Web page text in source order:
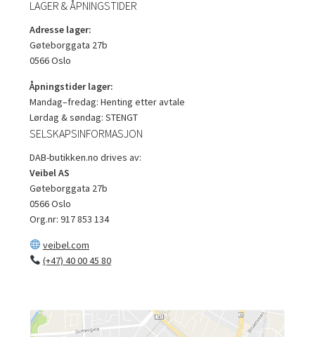
LAGER & ÅPNINGSTIDER
Adresse lager:
Gøteborggata 27b
0566 Oslo
Åpningstider lager:
Mandag–fredag: Henting etter avtale
Lørdag & søndag: STENGT
SELSKAPSINFORMASJON
DAB-butikken.no drives av:
Veibel AS
Gøteborggata 27b
0566 Oslo
Org.nr: 917 853 134
veibel.com
(+47) 40 00 45 80